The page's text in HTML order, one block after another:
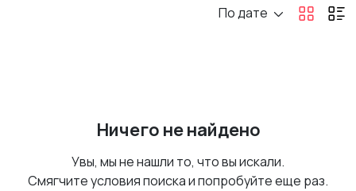
По дате
Ничего не найдено
Увы, мы не нашли то, что вы искали.
Смягчите условия поиска и попробуйте еще раз.